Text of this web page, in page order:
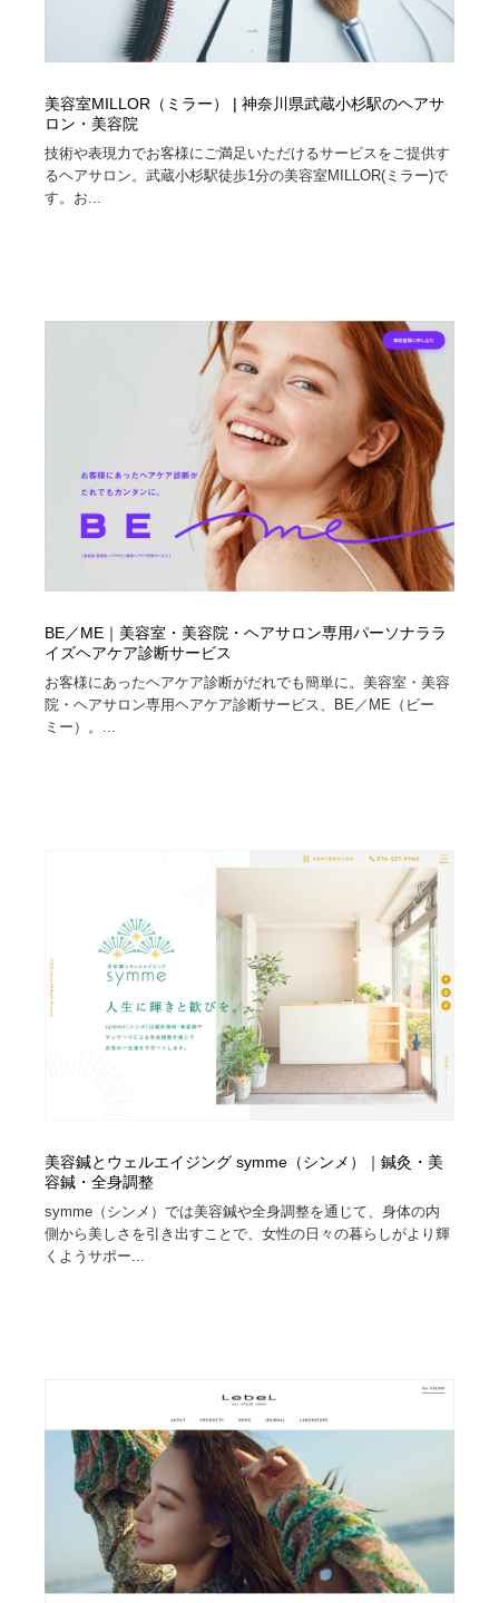
美容室MILLOR（ミラー） | 神奈川県武蔵小杉駅のヘアサ
ロン・美容院
技術や表現力でお客様にご満足いただけるサービスをご提供す
るヘアサロン。武蔵小杉駅徒歩1分の美容室MILLOR(ミラー)で
す。お...
BE／ME｜美容室・美容院・ヘアサロン専用パーソナララ
イズヘアケア診断サービス
お客様にあったヘアケア診断がだれでも簡単に。美容室・美容
院・ヘアサロン専用ヘアケア診断サービス、BE／ME（ビー
ミー）。...
美容鍼とウェルエイジング symme（シンメ）｜鍼灸・美
容鍼・全身調整
symme（シンメ）では美容鍼や全身調整を通じて、身体の内
側から美しさを引き出すことで、女性の日々の暮らしがより輝
くようサポー...